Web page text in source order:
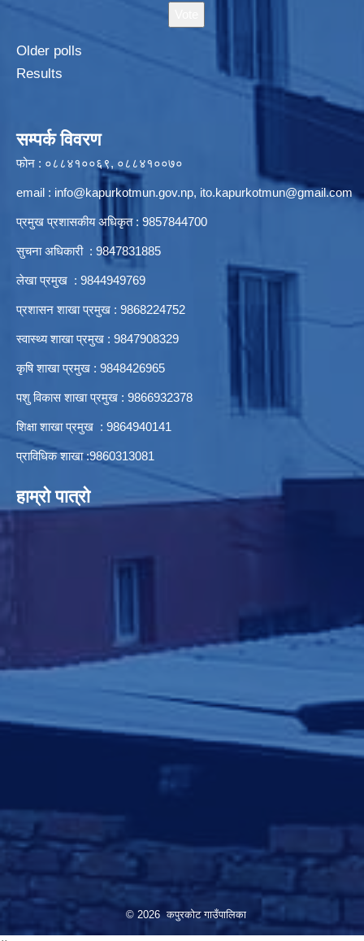
Older polls
Results
सम्पर्क विवरण
फोन : ०८८४१००६९, ०८८४१००७०
email : info@kapurkotmun.gov.np, ito.kapurkotmun@gmail.com
प्रमुख प्रशासकीय अधिकृत : 9857844700
सुचना अधिकारी : 9847831885
लेखा प्रमुख : 9844949769
प्रशासन शाखा प्रमुख : 9868224752
स्वास्थ्य शाखा प्रमुख : 9847908329
कृषि शाखा प्रमुख : 9848426965
पशु विकास शाखा प्रमुख : 9866932378
शिक्षा शाखा प्रमुख : 9864940141
प्राविधिक शाखा :9860313081
हाम्रो पात्रो
© 2026 कपुरकोट गाउँपालिका